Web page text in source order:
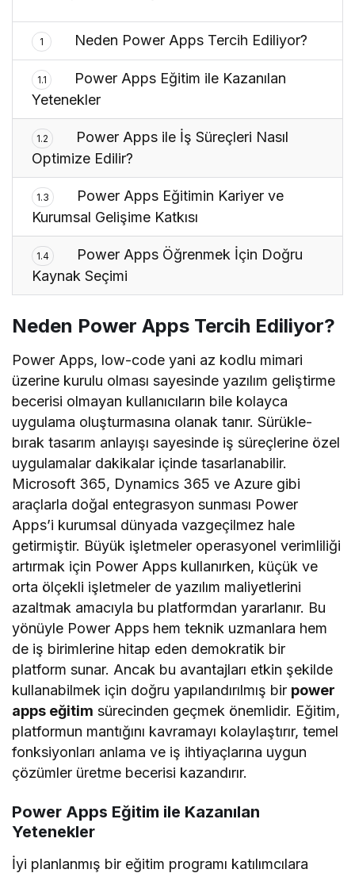
1 Neden Power Apps Tercih Ediliyor?
1.1
Power Apps Eğitim ile Kazanılan
Yetenekler
1.2
Power Apps ile İş Süreçleri Nasıl
Optimize Edilir?
1.3
Power Apps Eğitimin Kariyer ve
Kurumsal Gelişime Katkısı
1.4
Power Apps Öğrenmek İçin Doğru
Kaynak Seçimi
Neden Power Apps Tercih Ediliyor?
Power Apps, low-code yani az kodlu mimari
üzerine kurulu olması sayesinde yazılım geliştirme
becerisi olmayan kullanıcıların bile kolayca
uygulama oluşturmasına olanak tanır. Sürükle-
bırak tasarım anlayışı sayesinde iş süreçlerine özel
uygulamalar dakikalar içinde tasarlanabilir.
Microsoft 365, Dynamics 365 ve Azure gibi
araçlarla doğal entegrasyon sunması Power
Apps’i kurumsal dünyada vazgeçilmez hale
getirmiştir. Büyük işletmeler operasyonel verimliliği
artırmak için Power Apps kullanırken, küçük ve
orta ölçekli işletmeler de yazılım maliyetlerini
azaltmak amacıyla bu platformdan yararlanır. Bu
yönüyle Power Apps hem teknik uzmanlara hem
de iş birimlerine hitap eden demokratik bir
platform sunar. Ancak bu avantajları etkin şekilde
kullanabilmek için doğru yapılandırılmış bir power
apps eğitim sürecinden geçmek önemlidir. Eğitim,
platformun mantığını kavramayı kolaylaştırır, temel
fonksiyonları anlama ve iş ihtiyaçlarına uygun
çözümler üretme becerisi kazandırır.
Power Apps Eğitim ile Kazanılan
Yetenekler
İyi planlanmış bir eğitim programı katılımcılara